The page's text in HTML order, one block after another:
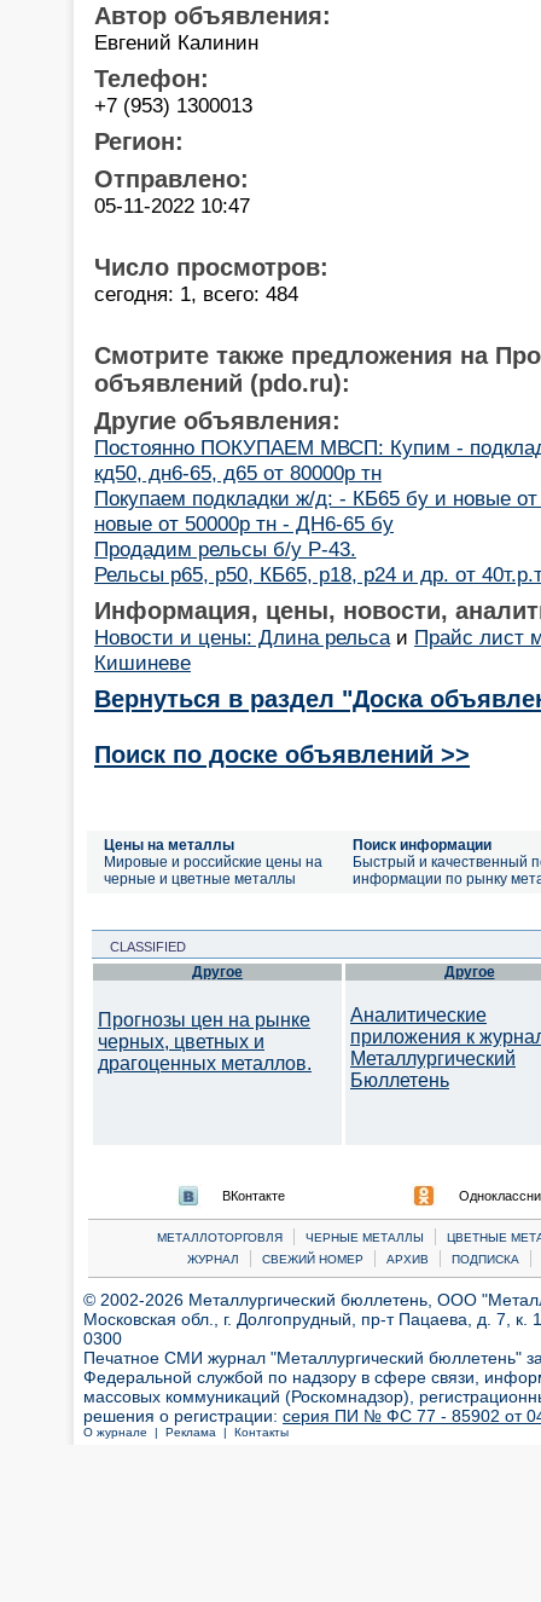
Автор объявления:
Евгений Калинин
Телефон:
+7 (953) 1300013
Регион:
Отправлено:
05-11-2022 10:47
Число просмотров:
сегодня: 1, всего: 484
Смотрите также предложения на
объявлений (pdo.ru):
Другие объявления:
Постоянно ПОКУПАЕМ МВСП: Купим -
кд50, дн6-65, д65 от 80000р тн
Покупаем подкладки ж/д: - КБ65 бу и новые
новые от 50000р тн - ДН6-65 бу
Продадим рельсы б/у Р-43.
Рельсы р65, р50, КБ65, р18, р24 и др. от
Информация, цены, новости,
Новости и цены: Длина рельса и Прайс лист
Кишиневе
Вернуться в раздел "Доска
Поиск по доске объявлений >>
Цены на металлы
Мировые и российские цены на
черные и цветные металлы
Поиск информации
Быстрый и качественный
информации по рынку
CLASSIFIED
Другое
Прогнозы цен на рынке
черных, цветных и
драгоценных металлов.
Другое
Аналитические
приложения к
Металлургический
Бюллетень
ВКонтакте
МЕТАЛЛОТОРГОВЛЯ | ЧЕРНЫЕ МЕТАЛЛЫ |
ЦВЕТНЫЕ
ЖУРНАЛ
| СВЕЖИЙ НОМЕР | АРХИВ | ПОДПИСКА |
© 2002-2026 Металлургический бюллетень, ООО
Московская обл., г. Долгопрудный, пр-т Пацаева, д. 7,
0300
Печатное СМИ журнал "Металлургический бюллетень"
Федеральной службой по надзору в сфере связи,
массовых коммуникаций (Роскомнадзор),
решения о регистрации: серия ПИ № ФС 77 - 85902 от 04
О журнале | Реклама | Контакты